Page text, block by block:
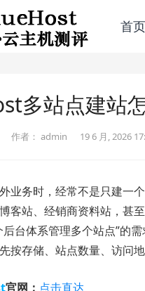
首页
多站点建站
作者： admin 19 6 月, 2026
业务时，经常不是只建一
客站、经销商资料站，甚
后台体系管理多个站点”的
按存储、站点数量、访问
官网： 点击直达